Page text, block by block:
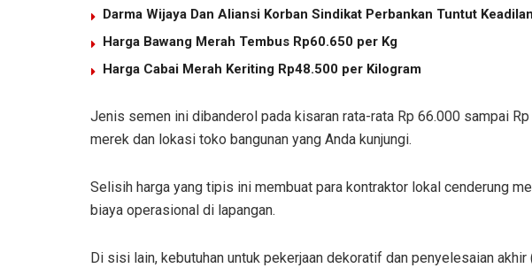
Darma Wijaya Dan Aliansi Korban Sindikat Perbankan Tuntut Keadilan
Harga Bawang Merah Tembus Rp60.650 per Kg
Harga Cabai Merah Keriting Rp48.500 per Kilogram
Jenis semen ini dibanderol pada kisaran rata-rata Rp 66.000 sampai
merek dan lokasi toko bangunan yang Anda kunjungi.
Selisih harga yang tipis ini membuat para kontraktor lokal cenderung
biaya operasional di lapangan.
Di sisi lain, kebutuhan untuk pekerjaan dekoratif dan penyelesaian